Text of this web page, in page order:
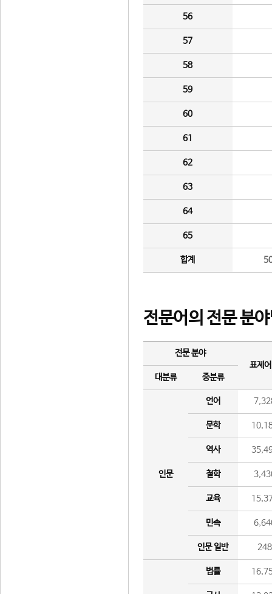
56
57
58
59
60
61
62
63
64
65
합계
전문어의 전문 분
전문 분야
표제
대분류
중분류
인문
언어
문학
역사
철학
교육
민속
인문 일반 248
법률